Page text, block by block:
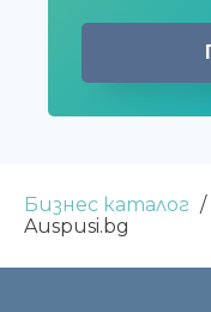
Бизнес каталог
Auspusi.bg